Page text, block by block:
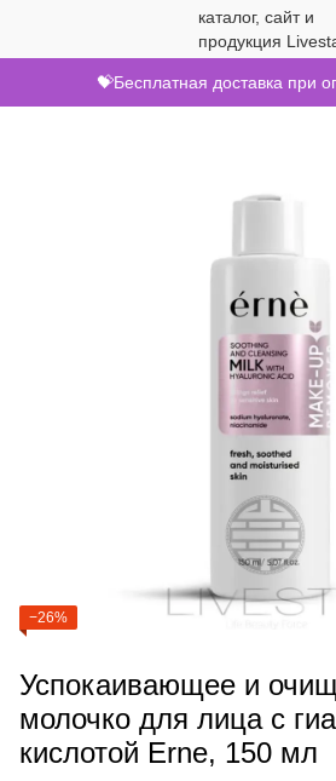
💝Бесплатная доставка при
−26%
Успокаивающее и
молочко для лица с
кислотой Erne, 150 мл